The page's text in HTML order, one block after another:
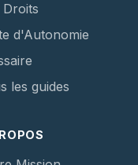
Droits
d'Autonomie
les guides